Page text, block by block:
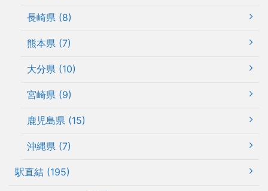
長崎県 (8)
熊本県 (7)
大分県 (10)
宮崎県 (9)
鹿児島県 (15)
沖縄県 (7)
駅直結 (195)